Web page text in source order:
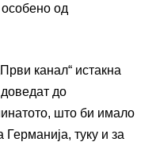
од
канал“ истакна
до
што би имало
туку и за